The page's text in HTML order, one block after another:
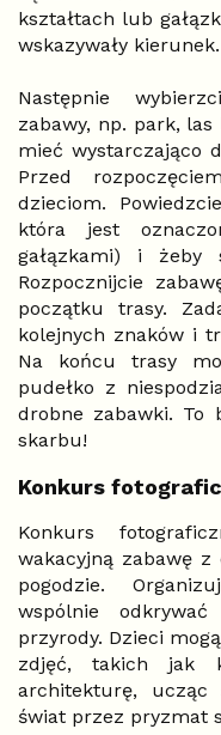
kształtach lub
wskazywały kierunek.
Następnie
zabawy, np. park,
mieć wystarczająco
Przed
dzieciom.
która jest
gałązkami) i żeby
Rozpocznijcie
początku trasy.
kolejnych znaków i
Na końcu trasy
pudełko z
drobne zabawki. To
skarbu!
Konkurs
Konkurs
wakacyjną zabawę z
pogodzie.
wspólnie
przyrody. Dzieci
zdjęć, takich jak
architekturę, ucząc
świat przez pryzmat